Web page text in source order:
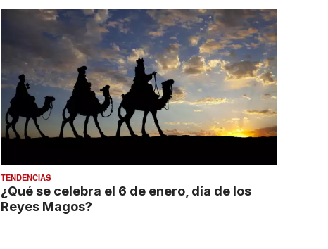
TENDENCIAS
¿Qué se celebra el 6 de enero, día de los
Reyes Magos?